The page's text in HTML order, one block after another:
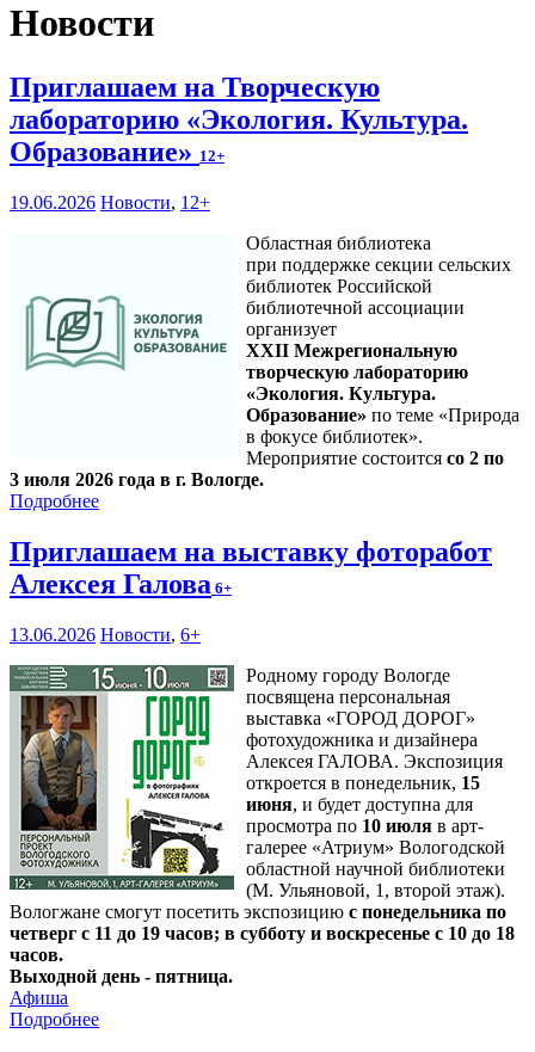
Новости
Приглашаем на Творческую
лабораторию «Экология. Культура.
Образование» 12+
19.06.2026 Новости, 12+
Областная библиотека
при поддержке секции сельских
библиотек Российской
библиотечной ассоциации
организует
XXII Межрегиональную
творческую лабораторию
«Экология. Культура.
Образование» по теме «Природа
в фокусе библиотек».
Мероприятие состоится со 2 по
3 июля 2026 года в г. Вологде.
Подробнее
Приглашаем на выставку фоторабот
Алексея Галова 6+
13.06.2026 Новости, 6+
Родному городу Вологде
посвящена персональная
выставка «ГОРОД ДОРОГ»
фотохудожника и дизайнера
Алексея ГАЛОВА. Экспозиция
откроется в понедельник, 15
июня, и будет доступна для
просмотра по 10 июля в арт-
галерее «Атриум» Вологодской
областной научной библиотеки
(М. Ульяновой, 1, второй этаж).
Вологжане смогут посетить экспозицию с понедельника по
четверг с 11 до 19 часов; в субботу и воскресенье с 10 до 18
часов.
Выходной день - пятница.
Афиша
Подробнее